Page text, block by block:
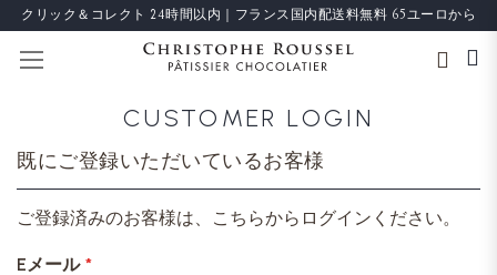
クリック＆コレクト 24時間以内｜フランス国内配送料無料 65ユーロから
CUSTOMER LOGIN
既にご登録いただいているお客様
ご登録済みのお客様は、こちらからログインください。
Eメール